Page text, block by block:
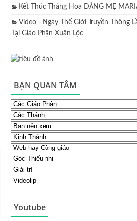
Kết Thúc Tháng Hoa DÂNG MẸ
Video - Ngày Thế Giới Truyền Thông
Tại Giáo Phận Xuân Lộc
BẠN QUAN TÂM
Youtube